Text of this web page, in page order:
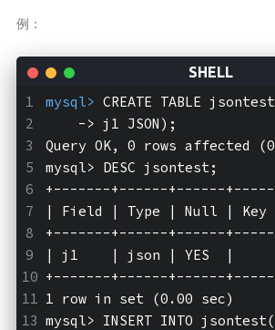
例：
mysql> CREATE TABLE
    -> j1 JSON);
Query OK, 0 rows affected
mysql> DESC jsontest;
+-------+------+------
| Field | Type | Null |
+-------+------+------
| j1    | json | YES  |
+-------+------+------
1 row in set (0.00 sec)
mysql> INSERT INTO